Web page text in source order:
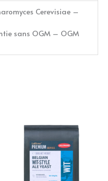
Cerevisiae –
sans OGM – OGM